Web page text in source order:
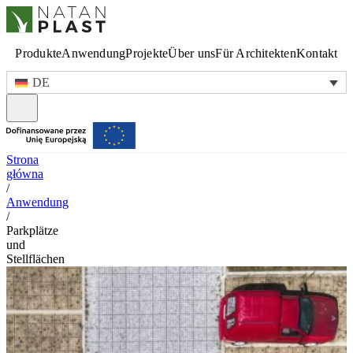
ProdukteAnwendungProjekteÜber unsFür ArchitektenKontakt
DE
Strona
główna
/
Anwendung
/
Parkplätze
und
Stellflächen